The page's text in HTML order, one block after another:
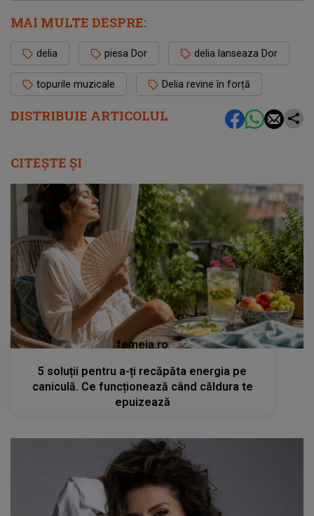
DISTRIBUIE ARTICOLUL
MAI MULTE DESPRE:
delia piesa Dor delia lanseaza Dor
topurile muzicale Delia revine în forță
CITEȘTE ȘI
femeia.ro
5 soluții pentru a-ți recăpăta energia pe
caniculă. Ce funcționează când căldura te
epuizează